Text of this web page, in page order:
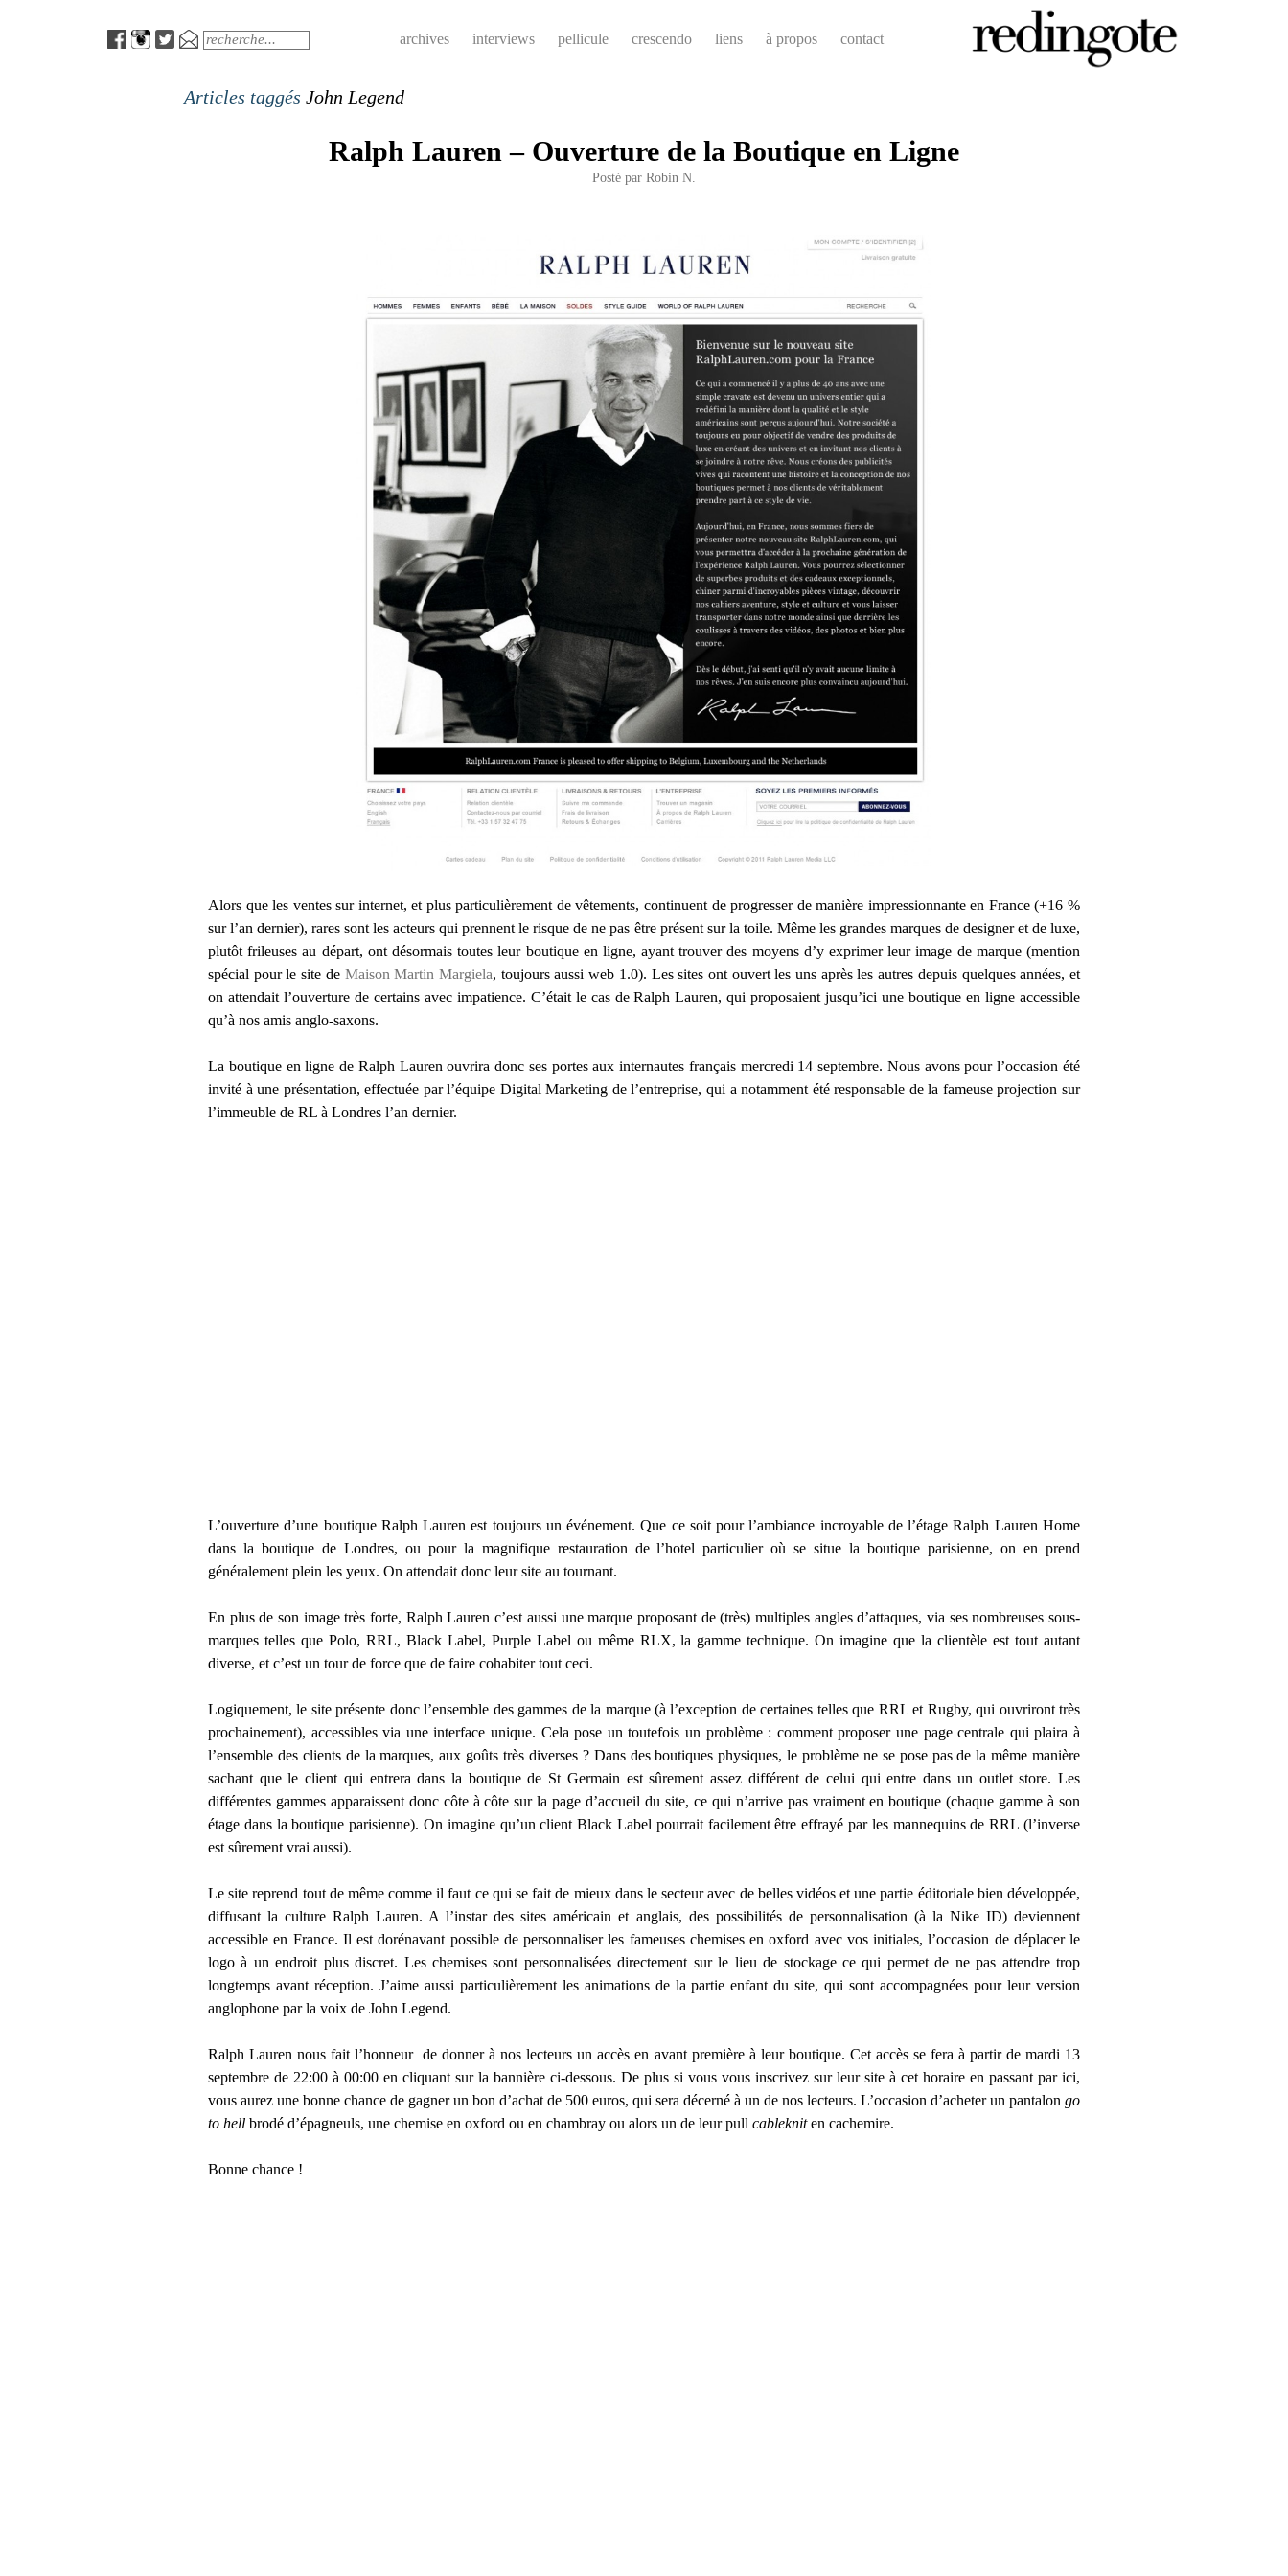
MenuSearch archives interviews pellicule crescendo liens à propos contact
Articles taggés John Legend
Ralph Lauren – Ouverture de la Boutique en Ligne
Posté par Robin N.
Alors que les ventes sur internet, et plus particulièrement de vêtements, continuent de progresser de manière impressionnante en France (+16 %
sur l’an dernier), rares sont les acteurs qui prennent le risque de ne pas être présent sur la toile. Même les grandes marques de designer et de luxe,
plutôt frileuses au départ, ont désormais toutes leur boutique en ligne, ayant trouver des moyens d’y exprimer leur image de marque (mention
spécial pour le site de Maison Martin Margiela, toujours aussi web 1.0). Les sites ont ouvert les uns après les autres depuis quelques années, et
on attendait l’ouverture de certains avec impatience. C’était le cas de Ralph Lauren, qui proposaient jusqu’ici une boutique en ligne accessible
qu’à nos amis anglo-saxons.
La boutique en ligne de Ralph Lauren ouvrira donc ses portes aux internautes français mercredi 14 septembre. Nous avons pour l’occasion été
invité à une présentation, effectuée par l’équipe Digital Marketing de l’entreprise, qui a notamment été responsable de la fameuse projection sur
l’immeuble de RL à Londres l’an dernier.
L’ouverture d’une boutique Ralph Lauren est toujours un événement. Que ce soit pour l’ambiance incroyable de l’étage Ralph Lauren Home
dans la boutique de Londres, ou pour la magnifique restauration de l’hotel particulier où se situe la boutique parisienne, on en prend
généralement plein les yeux. On attendait donc leur site au tournant.
En plus de son image très forte, Ralph Lauren c’est aussi une marque proposant de (très) multiples angles d’attaques, via ses nombreuses sous-
marques telles que Polo, RRL, Black Label, Purple Label ou même RLX, la gamme technique. On imagine que la clientèle est tout autant
diverse, et c’est un tour de force que de faire cohabiter tout ceci.
Logiquement, le site présente donc l’ensemble des gammes de la marque (à l’exception de certaines telles que RRL et Rugby, qui ouvriront très
prochainement), accessibles via une interface unique. Cela pose un toutefois un problème : comment proposer une page centrale qui plaira à
l’ensemble des clients de la marques, aux goûts très diverses ? Dans des boutiques physiques, le problème ne se pose pas de la même manière
sachant que le client qui entrera dans la boutique de St Germain est sûrement assez différent de celui qui entre dans un outlet store. Les
différentes gammes apparaissent donc côte à côte sur la page d’accueil du site, ce qui n’arrive pas vraiment en boutique (chaque gamme à son
étage dans la boutique parisienne). On imagine qu’un client Black Label pourrait facilement être effrayé par les mannequins de RRL (l’inverse
est sûrement vrai aussi).
Le site reprend tout de même comme il faut ce qui se fait de mieux dans le secteur avec de belles vidéos et une partie éditoriale bien développée,
diffusant la culture Ralph Lauren. A l’instar des sites américain et anglais, des possibilités de personnalisation (à la Nike ID) deviennent
accessible en France. Il est dorénavant possible de personnaliser les fameuses chemises en oxford avec vos initiales, l’occasion de déplacer le
logo à un endroit plus discret. Les chemises sont personnalisées directement sur le lieu de stockage ce qui permet de ne pas attendre trop
longtemps avant réception. J’aime aussi particulièrement les animations de la partie enfant du site, qui sont accompagnées pour leur version
anglophone par la voix de John Legend.
Ralph Lauren nous fait l’honneur de donner à nos lecteurs un accès en avant première à leur boutique. Cet accès se fera à partir de mardi 13
septembre de 22:00 à 00:00 en cliquant sur la bannière ci-dessous. De plus si vous vous inscrivez sur leur site à cet horaire en passant par ici,
vous aurez une bonne chance de gagner un bon d’achat de 500 euros, qui sera décerné à un de nos lecteurs. L’occasion d’acheter un pantalon go
to hell brodé d’épagneuls, une chemise en oxford ou en chambray ou alors un de leur pull cablekniten cachemire.
Bonne chance !